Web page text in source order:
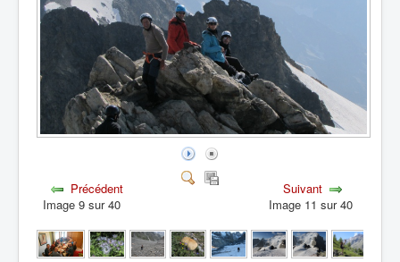
Précédent
Image 9 sur 40
Suivant
Image 11 sur 40